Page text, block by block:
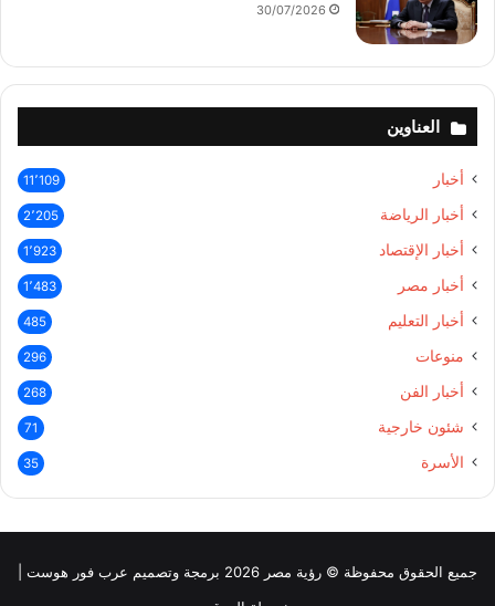
30/07/2026
العناوين
أخبار 11٬109
أخبار الرياضة 2٬205
أخبار الإقتصاد 1٬923
أخبار مصر 1٬483
أخبار التعليم 485
منوعات 296
أخبار الفن 268
شئون خارجية 71
الأسرة 35
جميع الحقوق محفوظة © رؤية مصر 2026 برمجة وتصميم عرب فور هوست |